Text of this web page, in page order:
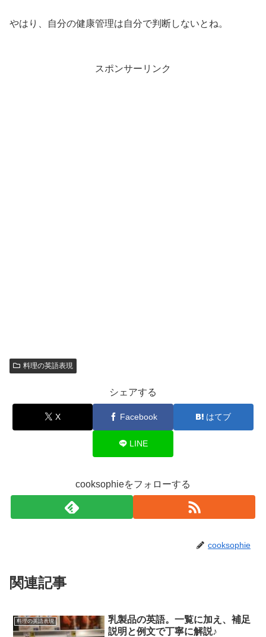
やはり、自分の健康管理は自分で判断しないとね。
スポンサーリンク
料理の英語表現
シェアする
X Facebook はてブ
LINE
cooksophieをフォローする
cooksophie
関連記事
料理の英語表現
乳製品の英語。一覧に加え、補足
説明と例文で丁寧に解説♪